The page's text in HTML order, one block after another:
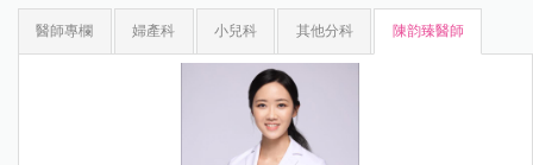
醫師專欄 婦產科 小兒科 其他分科 陳韵臻醫師